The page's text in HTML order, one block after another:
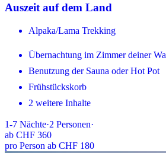
Auszeit auf dem Land
Alpaka/Lama Trekking
Übernachtung im Zimmer deiner
Benutzung der Sauna oder Hot Pot
Frühstückskorb
2 weitere Inhalte
1-7 Nächte·2 Personen·
ab CHF 360
pro Person ab CHF 180